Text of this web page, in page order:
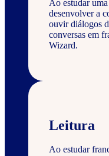
Ao estudar
desenvolver a
ouvir diálogos
conversas em
Wizard.
Leitura
Ao estudar